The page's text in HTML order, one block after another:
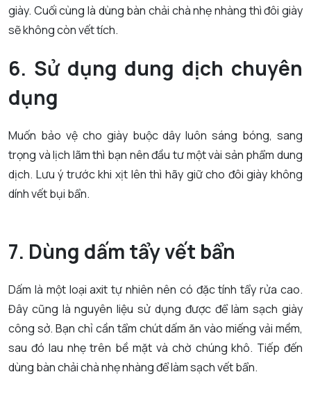
giày. Cuối cùng là dùng bàn chải chà nhẹ nhàng thì đôi giày
sẽ không còn vết tích.
6. Sử dụng dung dịch chuyên
dụng
Muốn bảo vệ cho giày buộc dây luôn sáng bóng, sang
trọng và lịch lãm thì bạn nên đầu tư một vài sản phẩm dung
dịch. Lưu ý trước khi xịt lên thì hãy giữ cho đôi giày không
dính vết bụi bẩn.
7. Dùng dấm tẩy vết bẩn
Dấm là một loại axit tự nhiên nên có đặc tính tẩy rửa cao.
Đây cũng là nguyên liệu sử dụng được để làm sạch giày
công sở. Bạn chỉ cần tẩm chút dấm ăn vào miếng vải mềm,
sau đó lau nhẹ trên bề mặt và chờ chúng khô. Tiếp đến
dùng bàn chải chà nhẹ nhàng để làm sạch vết bẩn.